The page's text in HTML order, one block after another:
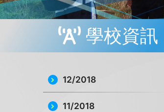
學校資訊
12/2018
11/2018